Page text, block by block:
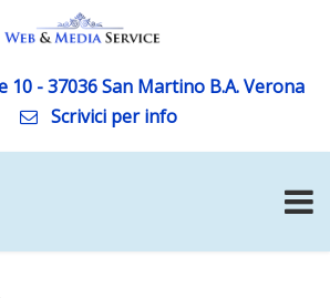
10 - 37036 San Martino B.A. Verona
Scrivici per info